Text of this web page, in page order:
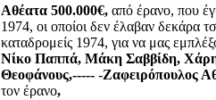
Αθέατα 500.000€, από έρανο, που
1974, οι οποίοι δεν έλαβαν δεκάρα
καταδρομείς 1974, για να μας
Νίκο Παππά, Μάκη Σαββίδη, Χάρη
Θεοφάνους,----- -Ζαφειρόπουλος
τον έρανο,